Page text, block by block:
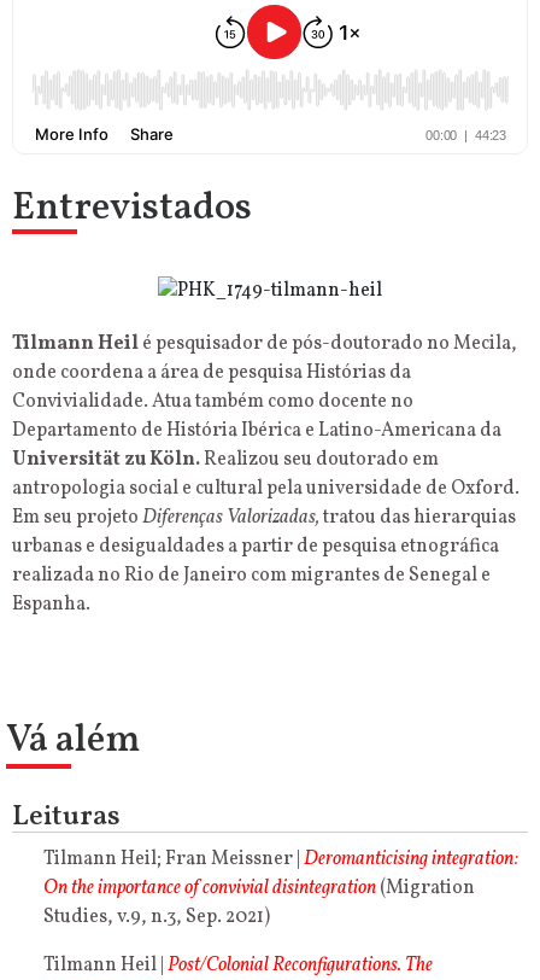
Entrevistados
Tilmann Heilé pesquisador de pós-doutorado no Mecila,
onde coordena a área de pesquisa Histórias da
Convivialidade. Atua também como docente no
Departamento de História Ibérica e Latino-Americana da
Universität zu Köln.Realizou seu doutorado em
antropologia social e cultural pela universidade de Oxford.
Em seu projetoDiferenças Valorizadas,tratou das hierarquias
urbanas e desigualdades a partir de pesquisa etnográfica
realizada no Rio de Janeiro com migrantes de Senegal e
Espanha.
Vá além
Leituras
Tilmann Heil; Fran Meissner | Deromanticising integration:
On the importance of convivial disintegration(Migration
Studies, v.9, n.3, Sep. 2021)
Tilmann Heil | Post/Colonial Reconfigurations. The